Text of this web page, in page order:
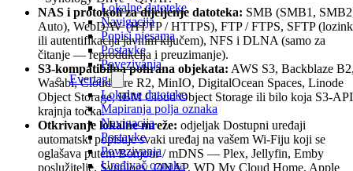
Lokalne datoteke
Navigacija
Popisi pjesama
Postavke
Povezivanja
Evertag
Lokalne datoteke
Mapiranja polja oznaka
Navigacija
Postavke
Povezivanja
Uređivač oznaka
NAS i protokoli za dijeljenje datoteka: SMB (SMB1,
Auto), WebDAV (HTTP / HTTPS), FTP / FTPS, SFTP
ili autentifikacija javnim ključem), NFS i DLNA (samo za
čitanje — reprodukcija i preuzimanje).
S3-kompatibilna pohrana objekata: AWS S3, Backblaze
Wasabi, Cloudflare R2, MinIO, DigitalOcean Spaces, Linode
Object Storage, IBM Cloud Object Storage ili bilo koja S3-API
krajnja točka.
Otkrivanje lokalne mreže: odjeljak Dostupni uređaji
automatski popisuje svaki uređaj na vašem Wi-Fiju koji se
oglašava putem Bonjour / mDNS — Plex, Jellyfin, Emby
poslužitelje, Synology, QNAP, WD My Cloud Home, Apple